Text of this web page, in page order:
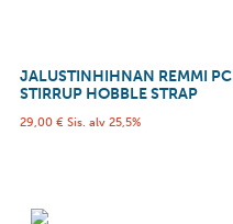
JALUSTINHIHNAN REMMI PC
STIRRUP HOBBLE STRAP
29,00 € Sis. alv 25,5%